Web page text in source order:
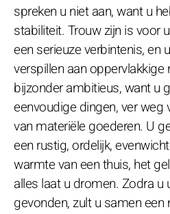
spreken u niet aan, want u
stabiliteit. Trouw zijn is voor
een serieuze verbintenis, en
verspillen aan oppervlakkige
bijzonder ambitieus, want u
eenvoudige dingen, ver
van materiële goederen. U
een rustig, ordelijk,
warmte van een thuis, het
alles laat u dromen. Zodra u
gevonden, zult u samen